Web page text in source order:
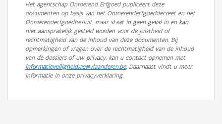
Het agentschap Onroerend Erfgoed publiceert deze
documenten op basis van het Onroerenderfgoeddecreet en het
Onroerenderfgoedbesluit, maar staat in geen geval in en kan
niet aansprakelijk gesteld worden voor de juistheid of
rechtmatigheid van de inhoud van deze documenten. Bij
opmerkingen of vragen over de rechtmatigheid van de inhoud
van de dossiers of uw privacy, kan u contact opnemen met
informatieveiligheid.oe@vlaanderen.be. Daarnaast vindt u meer
informatie in onze privacyverklaring.